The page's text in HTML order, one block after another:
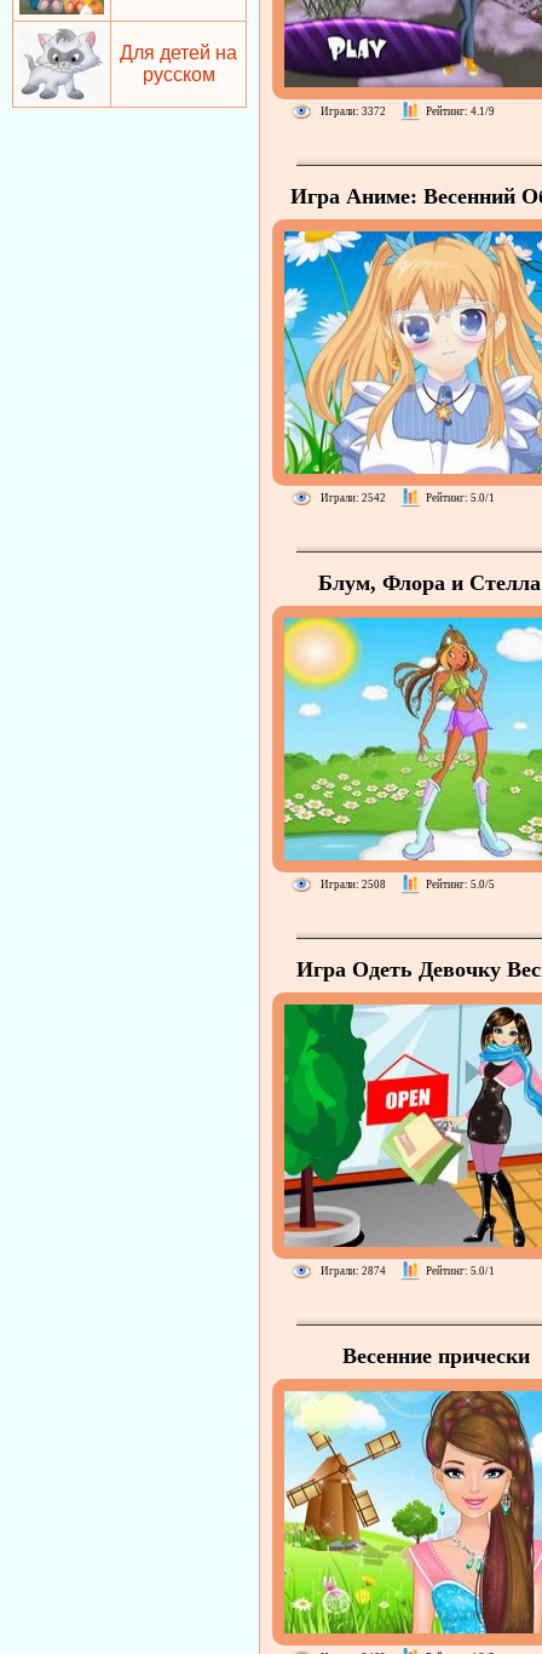
Для детей на
русском
Играли: 3372 Рейтинг: 4.1/9
Игра Аниме: Весенний
Играли: 2542 Рейтинг: 5.0/1
Блум, Флора и
Наряды к Весне
Играли: 2508 Рейтинг: 5.0/5
Игра Одеть Девочку
Играли: 2874 Рейтинг: 5.0/1
Весенние прически